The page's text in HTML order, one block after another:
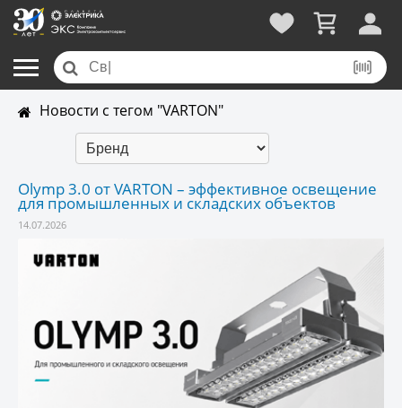
Новости с тегом "VARTON"
Olymp 3.0 от VARTON – эффективное освещение
для промышленных и складских объектов
14.07.2026